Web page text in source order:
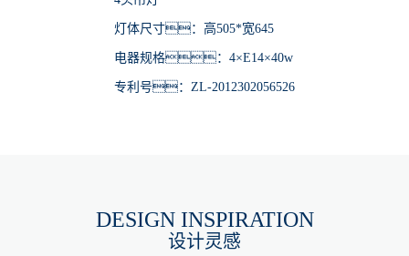
灯体尺寸：高505*宽645
电器规格：4×E14×40w
专利号：ZL-2012302056526
DESIGN INSPIRATION
设计灵感